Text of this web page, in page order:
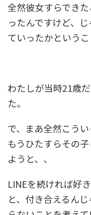
全然彼女すらでき
ったんですけど、
ていったかというこ
わたしが当時21歳
た。
で、まあ全然こう
もうひたすらその
ようと、、
LINEを続ければ好
と、付き合えるん